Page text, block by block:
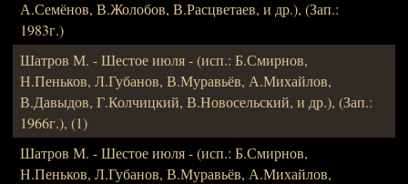
А.Семёнов, В.Жолобов, В.Расцветаев, и др.), (Зап.:
1983г.)
Шатров М. - Шестое июля - (исп.: Б.Смирнов,
Н.Пеньков, Л.Губанов, В.Муравьёв, А.Михайлов,
В.Давыдов, Г.Колчицкий, В.Новосельский, и др.), (Зап.:
1966г.), (1)
Шатров М. - Шестое июля - (исп.: Б.Смирнов,
Н.Пеньков, Л.Губанов, В.Муравьёв, А.Михайлов,